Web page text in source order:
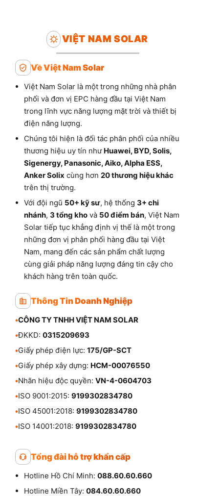
VIỆT NAM SOLAR
Về Việt Nam Solar
Việt Nam Solar là một trong những nhà phân
phối và đơn vị EPC hàng đầu tại Việt Nam
trong lĩnh vực năng lượng mặt trời và thiết bị
điện năng lượng.
Chúng tôi hiện là đối tác phân phối của nhiều
thương hiệu uy tín như Huawei, BYD, Solis,
Sigenergy, Panasonic, Aiko, Alpha ESS,
Anker Solix cùng hơn 20 thương hiệu khác
trên thị trường.
Với đội ngũ 50+ kỹ sư, hệ thống 3+ chi
nhánh, 3 tổng kho và 50 điểm bán, Việt Nam
Solar tiếp tục khẳng định vị thế là một trong
những đơn vị phân phối hàng đầu tại Việt
Nam, mang đến các sản phẩm chất lượng
cùng giải pháp năng lượng đáng tin cậy cho
khách hàng trên toàn quốc.
Thông Tin Doanh Nghiệp
•CÔNG TY TNHH VIỆT NAM SOLAR
•ĐKKD: 0315209693
•Giấy phép điện lực: 175/GP-SCT
•Giấy phép xây dựng: HCM-00076550
•Nhãn hiệu độc quyền: VN-4-0604703
•ISO 9001:2015: 9199302834780
•ISO 45001:2018: 9199302834780
•ISO 14001:2018: 9199302834780
Tổng đài hỗ trợ khẩn cấp
Hotline Hồ Chí Minh: 088.60.60.660
Hotline Miền Tây: 084.60.60.660